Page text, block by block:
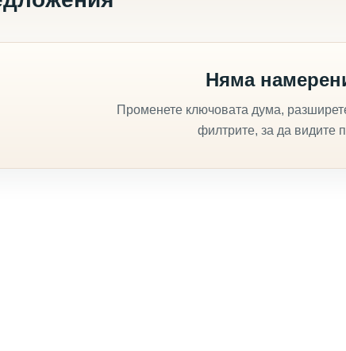
Няма
Променете ключовата дума,
филтрите, за да видите